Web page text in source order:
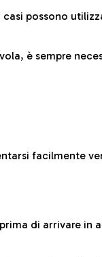
possono
è sempre
facilmente
di arrivare in